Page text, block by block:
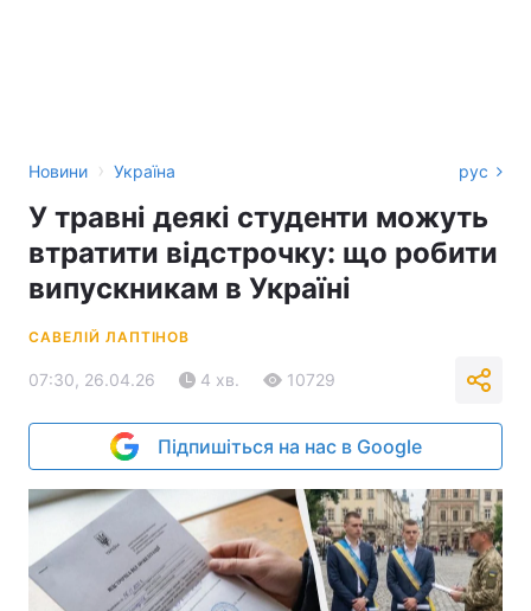
Новини › Україна рус
У травні деякі студенти можуть
втратити відстрочку: що робити
випускникам в Україні
САВЕЛІЙ ЛАПТІНОВ
07:30, 26.04.26 4 хв. 10729
Підпишіться на нас в Google